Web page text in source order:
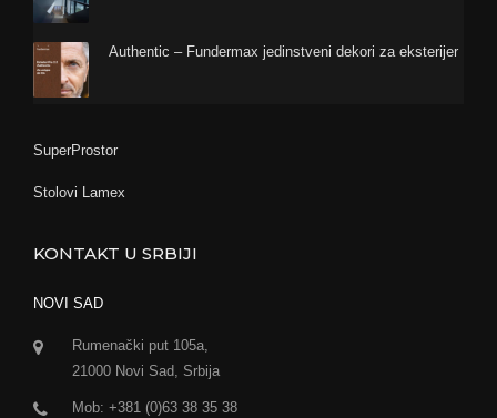
Authentic – Fundermax jedinstveni dekori za eksterijer
SuperProstor
Stolovi Lamex
KONTAKT U SRBIJI
NOVI SAD
Rumenački put 105a,
21000 Novi Sad, Srbija
Mob: +381 (0)63 38 35 38